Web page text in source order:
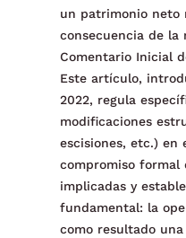
un patrimonio neto
consecuencia de
Comentario Inicial
Este artículo,
2022, regula
modificaciones
escisiones, etc.) en
compromiso formal
implicadas y
fundamental: la
como resultado